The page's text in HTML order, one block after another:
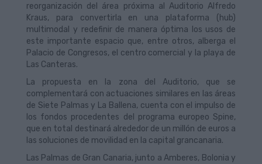
reorganización del área próxima al Auditorio Alfredo
Kraus, para convertirla en una plataforma (hub)
multimodal y redefinir de manera óptima los usos de
este importante espacio que, entre otros, alberga el
Palacio de Congresos, el centro comercial y la playa de
Las Canteras.
La propuesta en la zona del Auditorio, que se
complementará con actuaciones similares en las áreas
de Siete Palmas y La Ballena, cuenta con el impulso de
los fondos procedentes del programa europeo Spine,
que en total destinará alrededor de un millón de euros a
las soluciones de movilidad en la capital grancanaria.
Las Palmas de Gran Canaria, junto a Amberes, Bolonia y